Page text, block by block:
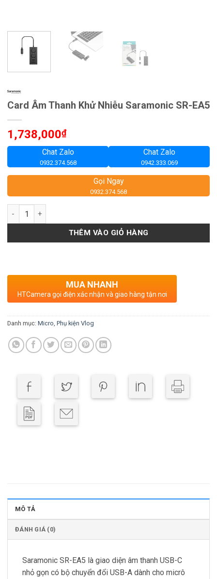
Card Âm Thanh Khử Nhiễu Saramonic SR-EA5
1,738,000₫
Chat Zalo
0932.374.568
Chat Zalo
0942.333.069
Gọi Ngay
0932.374.568
Số lượng
THÊM VÀO GIỎ HÀNG
MUA NHANH
HTCamera gọi điện xác nhận và giao hàng tận nơi
Danh mục: Micro Phụ kiện Vlog
MÔ TẢ
ĐÁNH GIÁ (0)
Saramonic SR-EA5 là giao diện âm thanh USB-C
nhỏ gọn có bộ chuyển đổi USB-A dành cho micrô